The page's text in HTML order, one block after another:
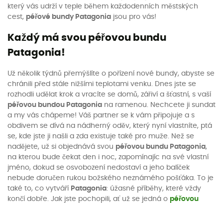
který vás udrží v teple během každodenních městských
cest, péřové bundy Patagonia jsou pro vás!
Každý má svou péřovou bundu
Patagonia!
Už několik týdnů přemýšlíte o pořízení nové bundy, abyste se
chránili před stále nižšími teplotami venku. Dnes jste se
rozhodli udělat krok a vracíte se domů, zářiví a šťastní, s vaší
péřovou bundou Patagonia na ramenou. Nechcete ji sundat
a my vás chápeme! Váš partner se k vám připojuje a s
obdivem se dívá na nádherný oděv, který nyní vlastníte, ptá
se, kde jste ji našli a zda existuje také pro muže. Než se
nadějete, už si objednává svou péřovou bundu Patagonia,
na kterou bude čekat den i noc, zapomínajíc na své vlastní
jméno, dokud se osvobození nedostaví a jeho balíček
nebude doručen rukou božského neznámého pošťáka. To je
také to, co vytváří Patagonia: úžasné příběhy, které vždy
končí dobře. Jak jste pochopili, ať už se jedná o péřovou